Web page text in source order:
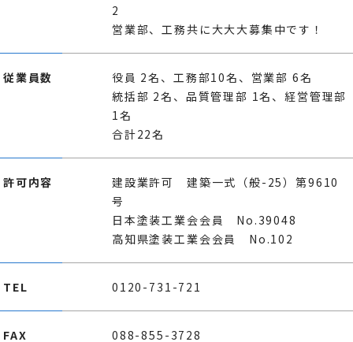
2
営業部、工務共に大大大募集中です！
従業員数
役員 2名、工務部10名、営業部 6名
統括部 2名、品質管理部 1名、経営管理部
1名
合計22名
許可内容
建設業許可 建築一式（般-25）第9610
号
日本塗装工業会会員 No.39048
高知県塗装工業会会員 No.102
TEL 0120-731-721
FAX 088-855-3728